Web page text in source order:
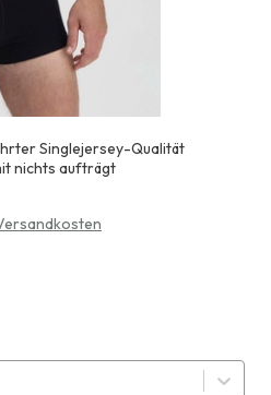
Singlejersey-Qualität
nichts aufträgt